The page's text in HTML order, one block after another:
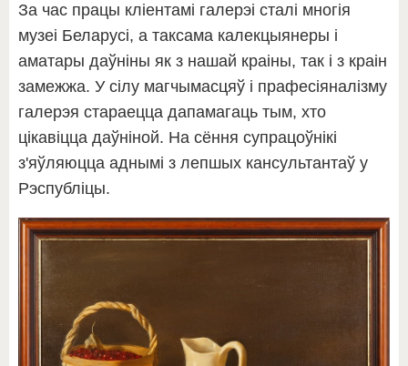
За час працы кліентамі галерэі сталі многія
музеі Беларусі, а таксама калекцыянеры і
аматары даўніны як з нашай краіны, так і з краін
замежжа. У сілу магчымасцяў і прафесіяналізму
галерэя стараецца дапамагаць тым, хто
цікавіцца даўніной. На сёння супрацоўнікі
з'яўляюцца аднымі з лепшых кансультантаў у
Рэспубліцы.